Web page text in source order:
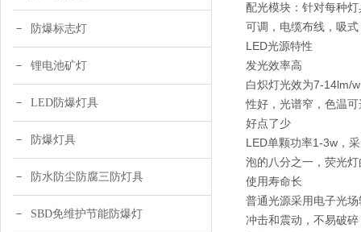
防爆标志灯
锂电池矿灯
LED防爆灯具
防爆灯具
防水防尘防腐三防灯具
SBD免维护节能防爆灯
配光模块：针对每种
可调，电缆布线，吸
LED光源特性
发光效率高
白炽灯光效为7-14lm/
性好，光谱窄，色温
好点了少
LED单颗功率1-3w，
泡的八分之一，荧光
使用寿命长
普通光源采用电子光
冲击和震动，不易破